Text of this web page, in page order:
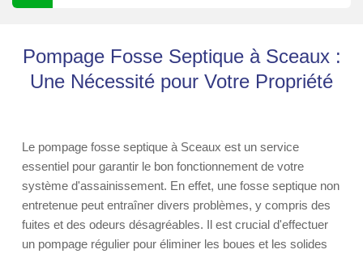
Pompage Fosse Septique à Sceaux :
Une Nécessité pour Votre Propriété
Le pompage fosse septique à Sceaux est un service
essentiel pour garantir le bon fonctionnement de votre
système d'assainissement. En effet, une fosse septique non
entretenue peut entraîner divers problèmes, y compris des
fuites et des odeurs désagréables. Il est crucial d'effectuer
un pompage régulier pour éliminer les boues et les solides